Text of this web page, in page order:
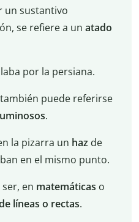
un sustantivo
se refiere a un atado
por la persiana.
puede referirse
.
la pizarra un hazde
en el mismo punto.
en matemáticas o
líneas o rectas.